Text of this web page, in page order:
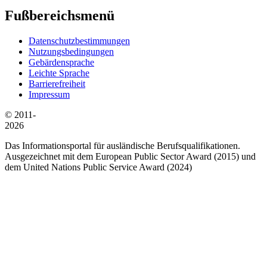
Fußbereichsmenü
Datenschutzbestimmungen
Nutzungsbedingungen
Gebärdensprache
Leichte Sprache
Barrierefreiheit
Impressum
© 2011-
2026
Das Informationsportal für ausländische Berufsqualifikationen.
Ausgezeichnet mit dem European Public Sector Award (2015) und
dem United Nations Public Service Award (2024)